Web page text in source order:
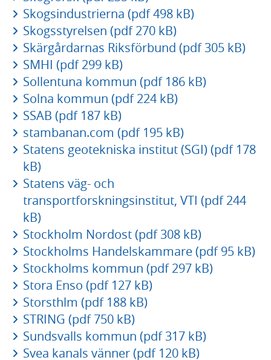
Skogsindustrierna (pdf 498 kB)
Skogsstyrelsen (pdf 270 kB)
Skärgårdarnas Riksförbund (pdf 305 kB)
SMHI (pdf 299 kB)
Sollentuna kommun (pdf 186 kB)
Solna kommun (pdf 224 kB)
SSAB (pdf 187 kB)
stambanan.com (pdf 195 kB)
Statens geotekniska institut (SGI) (pdf 178
kB)
Statens väg- och
transportforskningsinstitut, VTI (pdf 244
kB)
Stockholm Nordost (pdf 308 kB)
Stockholms Handelskammare (pdf 95 kB)
Stockholms kommun (pdf 297 kB)
Stora Enso (pdf 127 kB)
Storsthlm (pdf 188 kB)
STRING (pdf 750 kB)
Sundsvalls kommun (pdf 317 kB)
Svea kanals vänner (pdf 120 kB)